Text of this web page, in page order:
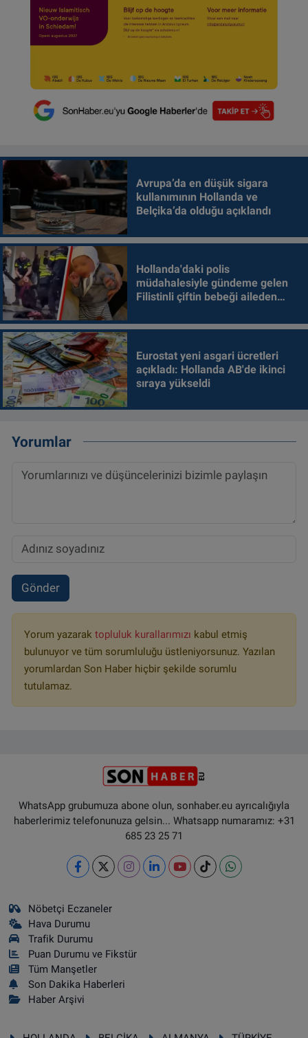
Avrupa’da en düşük sigara
kullanımının Hollanda ve
Belçika’da olduğu açıklandı
Hollanda'daki polis
müdahalesiyle gündeme gelen
Filistinli çiftin bebeği aileden
Eurostat yeni asgari ücretleri
açıkladı: Hollanda AB'de ikinci
sıraya yükseldi
Yorumlar
Gönder
Yorum yazarak topluluk kurallarımızı kabul etmiş
bulunuyor ve tüm sorumluluğu üstleniyorsunuz. Yazılan
yorumlardan Son Haber hiçbir şekilde sorumlu
tutulamaz.
WhatsApp grubumuza abone olun, sonhaber.eu ayrıcalığıyla
haberlerimiz telefonunuza gelsin... Whatsapp numaramız: +31
685 23 25 71
Nöbetçi Eczaneler
Hava Durumu
Trafik Durumu
Puan Durumu ve Fikstür
Tüm Manşetler
Son Dakika Haberleri
Haber Arşivi